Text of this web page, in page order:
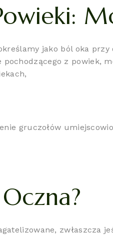
jako ból oka
z powiek,
gruczołów
zwłaszcza